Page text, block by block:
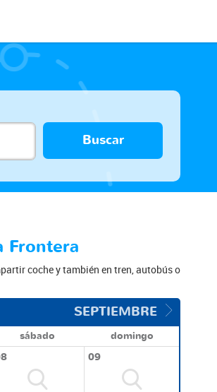
Buscar
Frontera
coche y también en tren, autobús o
SEPTIEMBRE
sábado
domingo
09